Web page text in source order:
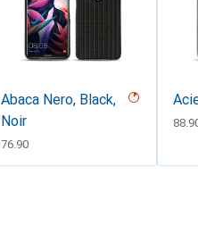
Abaca Nero, Black,
Noir
CHF
76.90
CHF